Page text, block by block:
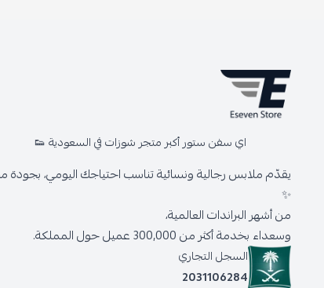
اي سفن ستور أكبر متجر شوزات في السعودية 👟
يقدّم ملابس رجالية ونسائية تناسب احتياجك اليومي، بجودة
✨
من أشهر البراندات العالمية،
وسعداء بخدمة أكثر من 300,000 عميل حول المملكة.
السجل التجاري
2031106284